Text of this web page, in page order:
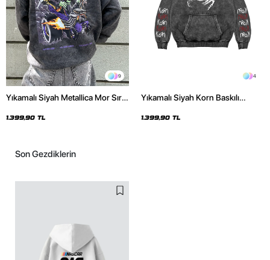
9
Yıkamalı Siyah Metallica Mor Sırt
Hoodie
1.399,90 TL
4
Yıkamalı Siyah Korn Baskılı
1.399,90 TL
Son Gezdiklerin